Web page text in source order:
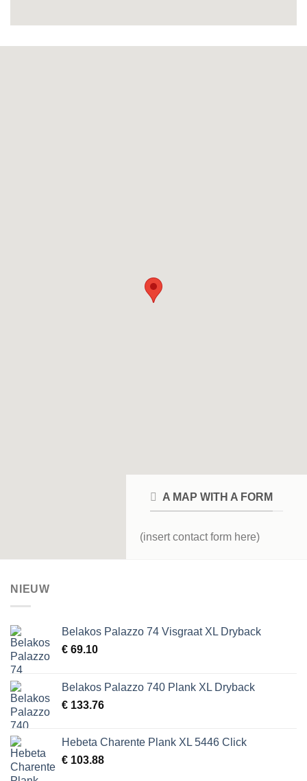
A MAP WITH A FORM
(insert contact form here)
NIEUW
Belakos Palazzo 74 Visgraat XL Dryback
€ 69.10
Belakos Palazzo 740 Plank XL Dryback
€ 133.76
Hebeta Charente Plank XL 5446 Click
€ 103.88